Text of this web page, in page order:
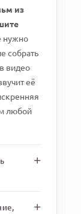
из
нужно
собрать
видео
её
любой